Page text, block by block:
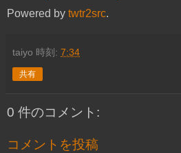
Powered by twtr2src.
taiyo 時刻: 7:34
共有
0 件のコメント:
コメントを投稿